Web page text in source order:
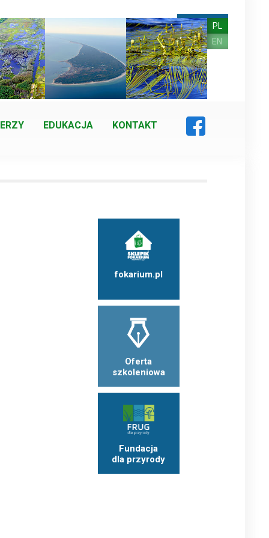
PL
EN
EDUKACJA KONTAKT
fokarium.pl
Oferta
szkoleniowa
Fundacja
dla przyrody